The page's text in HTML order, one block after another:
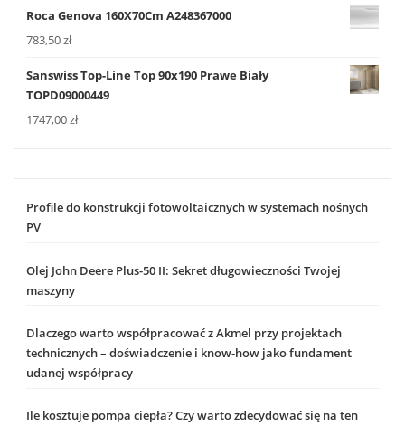
Roca Genova 160X70Cm A248367000
783,50zł
Sanswiss Top-Line Top 90x190 Prawe Biały
TOPD09000449
1747,00zł
Profile do konstrukcji fotowoltaicznych w systemach nośnych
PV
Olej John Deere Plus-50 II: Sekret długowieczności Twojej
maszyny
Dlaczego warto współpracować z Akmel przy projektach
technicznych – doświadczenie i know-how jako fundament
udanej współpracy
Ile kosztuje pompa ciepła? Czy warto zdecydować się na ten